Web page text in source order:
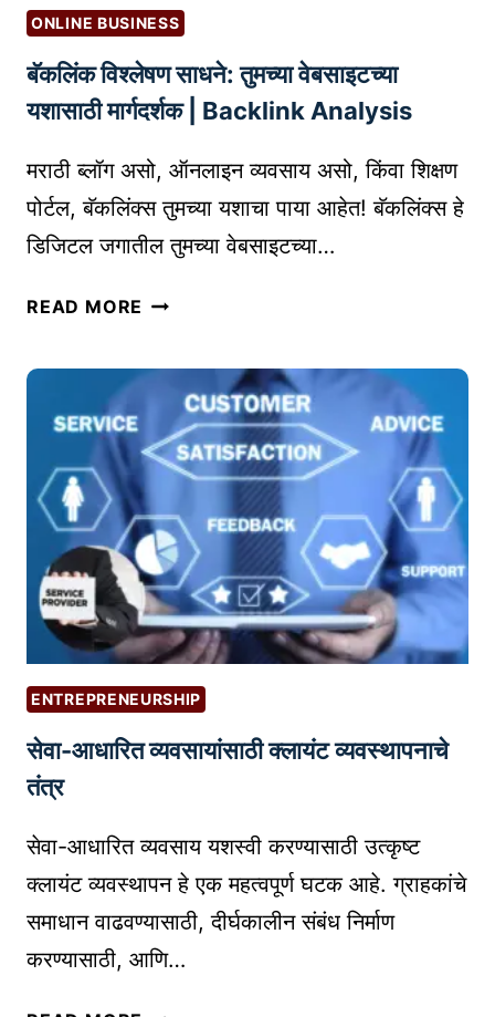
ओ
ळ
दे
चा
मो
फ
आ
मा
सा
ठी
म
ह
पू
मा
हि
ONLINE BUSINESS
बॅकलिंक विश्लेषण साधने: तुमच्या वेबसाइटच्या
यशासाठी मार्गदर्शक | Backlink Analysis
मराठी ब्लॉग असो, ऑनलाइन व्यवसाय असो, किंवा शिक्षण
पोर्टल, बॅकलिंक्स तुमच्या यशाचा पाया आहेत! बॅकलिंक्स हे
डिजिटल जगातील तुमच्या वेबसाइटच्या…
READ MORE बॅ
श्ले
ण
सा
ध
ने
:
तु
म
च्या
वे
इ
च्या
य
शा
ENTREPRENEURSHIP
सेवा-आधारित व्यवसायांसाठी क्लायंट व्यवस्थापनाचे
तंत्र
सेवा-आधारित व्यवसाय यशस्वी करण्यासाठी उत्कृष्ट
क्लायंट व्यवस्थापन हे एक महत्वपूर्ण घटक आहे. ग्राहकांचे
समाधान वाढवण्यासाठी, दीर्घकालीन संबंध निर्माण
करण्यासाठी, आणि…